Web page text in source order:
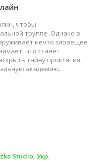
чтобы
труппе. Однако в
нечто зловещее
что станет
тайну проклятия,
академию.
Studio, Укр.